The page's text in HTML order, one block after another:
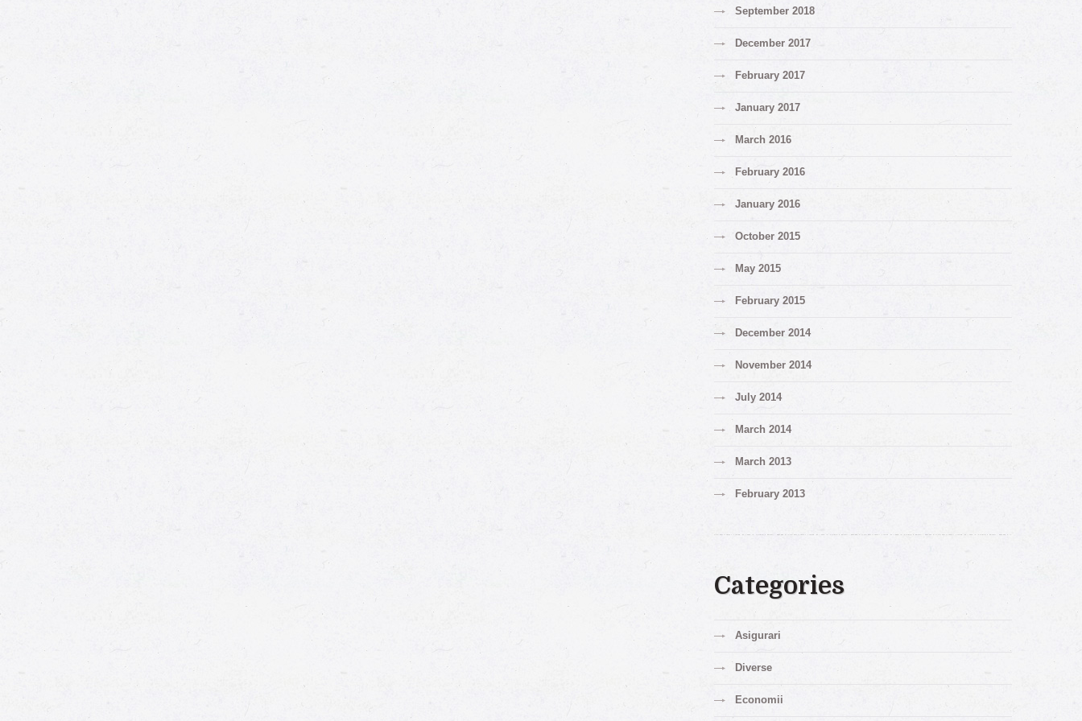
September 2018
December 2017
February 2017
January 2017
March 2016
February 2016
January 2016
October 2015
May 2015
February 2015
December 2014
November 2014
July 2014
March 2014
March 2013
February 2013
Categories
Asigurari
Diverse
Economii